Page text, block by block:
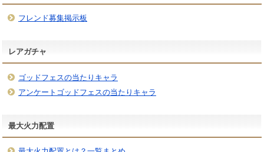
フレンド募集掲示板
レアガチャ
ゴッドフェスの当たりキャラ
アンケートゴッドフェスの当たりキャラ
最大火力配置